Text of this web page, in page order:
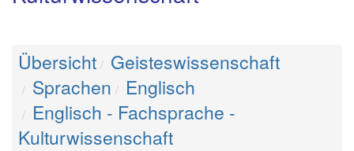
Übersicht Geisteswissenschaft
Sprachen
Englisch
Englisch - Fachsprache -
Kulturwissenschaft